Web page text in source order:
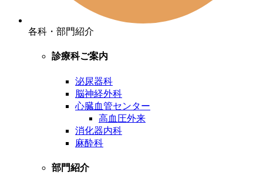
各科・部門紹介
診療科ご案内
泌尿器科
脳神経外科
心臓血管センター
高血圧外来
消化器内科
麻酔科
部門紹介